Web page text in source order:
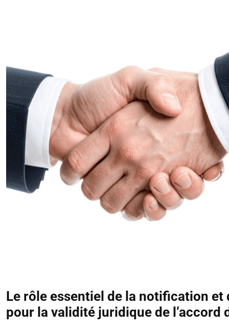
Le rôle essentiel de la notification et
pour la validité juridique de l’accord